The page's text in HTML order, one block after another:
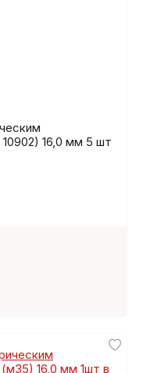
16,0 мм 5 шт